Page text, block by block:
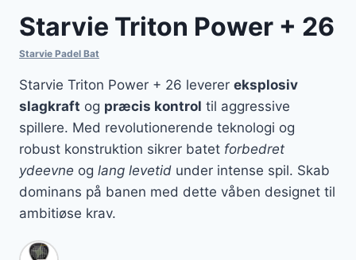
Starvie Triton Power + 26
Starvie Padel Bat
Starvie Triton Power + 26 leverer eksplosiv
slagkraft og præcis kontrol til aggressive
spillere. Med revolutionerende teknologi og
robust konstruktion sikrer batet forbedret
ydeevne og lang levetid under intense spil. Skab
dominans på banen med dette våben designet til
ambitiøse krav.